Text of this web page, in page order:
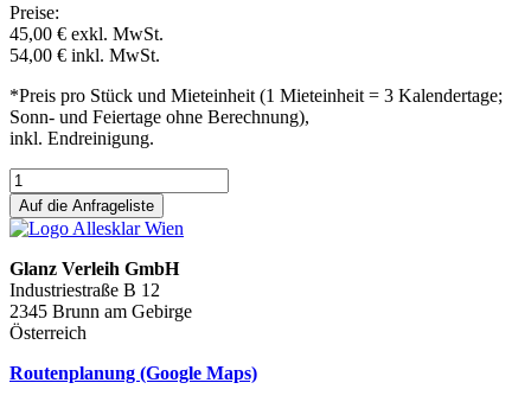
Preise:
45,00 € exkl. MwSt.
54,00 € inkl. MwSt.
*Preis pro Stück und Mieteinheit (1 Mieteinheit = 3 Kalendertage;
Sonn- und Feiertage ohne Berechnung),
inkl. Endreinigung.
Auf die Anfrageliste
Glanz Verleih GmbH
Industriestraße B 12
2345 Brunn am Gebirge
Österreich
Routenplanung (Google Maps)